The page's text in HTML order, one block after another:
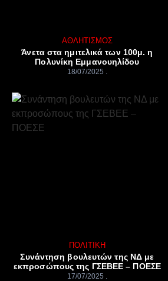
ΑΘΛΗΤΙΣΜΌΣ
Άνετα στα ημιτελικά των 100μ. η
Πολυνίκη Εμμανουηλίδου
18/07/2025
ΠΟΛΙΤΙΚΉ
Συνάντηση βουλευτών της ΝΔ με
εκπροσώπους της ΓΣΕΒΕΕ – ΠΟΕΣΕ
17/07/2025